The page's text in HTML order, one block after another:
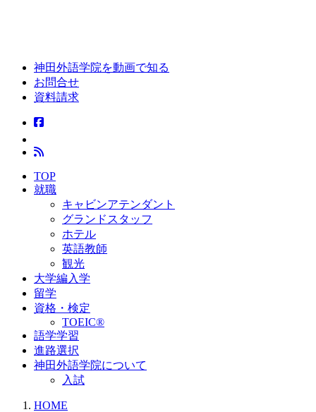
神田外語学院を動画で知る
お問合せ
資料請求
TOP
就職
キャビンアテンダント
グランドスタッフ
ホテル
英語教師
観光
大学編入学
留学
資格・検定
TOEIC®
語学学習
進路選択
神田外語学院について
入試
HOME